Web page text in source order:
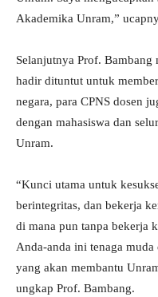
Akademika Unram,”
Selanjutnya Prof. Bambang
hadir dituntut untuk
negara, para CPNS dosen
dengan mahasiswa dan
Unram.
“Kunci utama untuk
berintegritas, dan bekerja
di mana pun tanpa bekerja
Anda-anda ini tenaga
yang akan membantu
ungkap Prof. Bambang.